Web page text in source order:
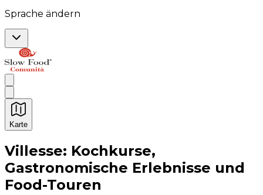
Sprache ändern
Karte
Unvergessliche kulinarische Erlebnisse:
Villesse: Kochkurse,
Gastronomische Erlebnisse und
Food-Touren